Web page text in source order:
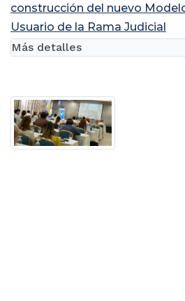
construcción del nuevo
Usuario de la Rama Judicial
Más detalles